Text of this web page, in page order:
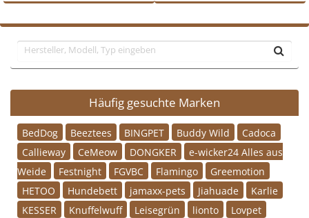
Häufig gesuchte Marken
BedDog Beeztees BINGPET Buddy Wild
Cadoca
Callieway
CeMeow DONGKER
e-wicker24 Alles aus
Weide
Festnight FGVBC Flamingo
Greemotion
HETOO
Hundebett jamaxx-pets Jiahuade
Karlie
KESSER
Knuffelwuff Leisegrün lionto
Lovpet